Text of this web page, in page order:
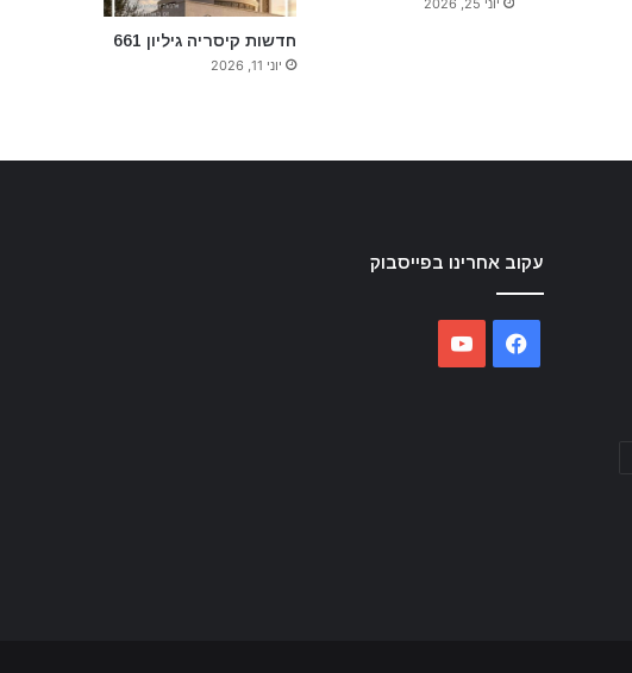
יוני 25, 2026
חדשות קיסריה גיליון 661
יוני 11, 2026
עקוב אחרינו בפייסבוק
Facebook
YouTube